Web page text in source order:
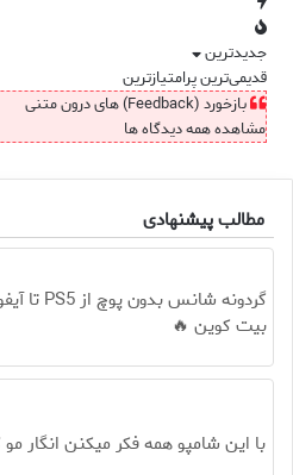
جدیدترین
قدیمی‌ترینپرامتیازترین
بازخورد (Feedback) های درون متنی
مشاهده همه دیدگاه ها
مطالب پیشنهادی
بیت کوین 🔥
با این شامپو همه فکر میکنن انگار مو کاشتی!!!!!